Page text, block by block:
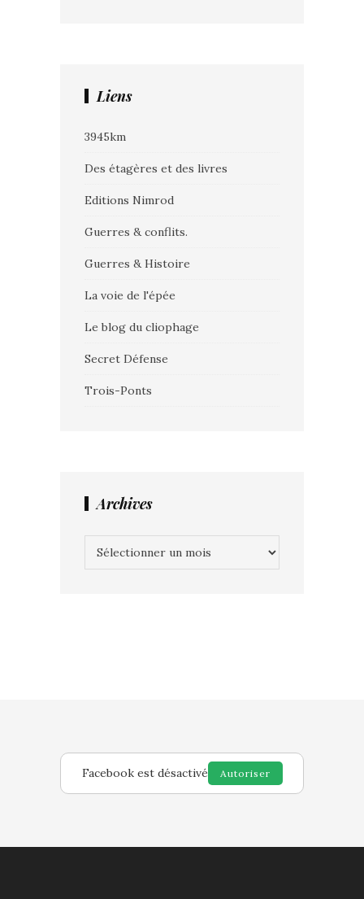
Liens
3945km
Des étagères et des livres
Editions Nimrod
Guerres & conflits.
Guerres & Histoire
La voie de l'épée
Le blog du cliophage
Secret Défense
Trois-Ponts
Archives
Facebook est désactivé Autoriser